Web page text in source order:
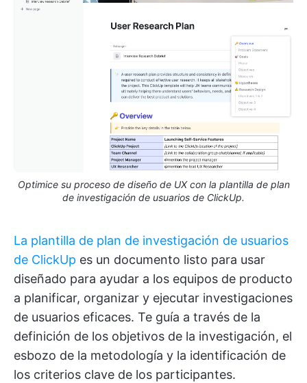
Optimice su proceso de diseño de UX con la plantilla de plan
de investigación de usuarios de ClickUp.
La plantilla de plan de investigación de usuarios
de ClickUp es un documento listo para usar
diseñado para ayudar a los equipos de producto
a planificar, organizar y ejecutar investigaciones
de usuarios eficaces. Te guía a través de la
definición de los objetivos de la investigación, el
esbozo de la metodología y la identificación de
los criterios clave de los participantes.